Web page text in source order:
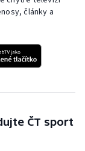
články a
ČT sport